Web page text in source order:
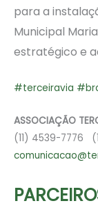
para a
Municipal
estratégico e
#terceiravia
ASSOCIAÇÃO
(11) 4539-7776